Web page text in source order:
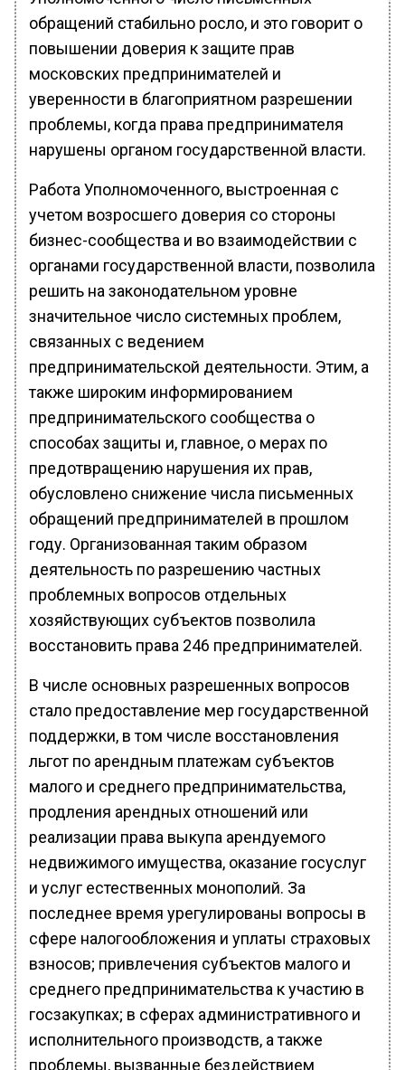
обращений стабильно росло, и это говорит о
повышении доверия к защите прав
московских предпринимателей и
уверенности в благоприятном разрешении
проблемы, когда права предпринимателя
нарушены органом государственной власти.
Работа Уполномоченного, выстроенная с
учетом возросшего доверия со стороны
бизнес-сообщества и во взаимодействии с
органами государственной власти, позволила
решить на законодательном уровне
значительное число системных проблем,
связанных с ведением
предпринимательской деятельности. Этим, а
также широким информированием
предпринимательского сообщества о
способах защиты и, главное, о мерах по
предотвращению нарушения их прав,
обусловлено снижение числа письменных
обращений предпринимателей в прошлом
году. Организованная таким образом
деятельность по разрешению частных
проблемных вопросов отдельных
хозяйствующих субъектов позволила
восстановить права 246 предпринимателей.
В числе основных разрешенных вопросов
стало предоставление мер государственной
поддержки, в том числе восстановления
льгот по арендным платежам субъектов
малого и среднего предпринимательства,
продления арендных отношений или
реализации права выкупа арендуемого
недвижимого имущества, оказание госуслуг
и услуг естественных монополий. За
последнее время урегулированы вопросы в
сфере налогообложения и уплаты страховых
взносов; привлечения субъектов малого и
среднего предпринимательства к участию в
госзакупках; в сферах административного и
исполнительного производств, а также
проблемы, вызванные бездействием